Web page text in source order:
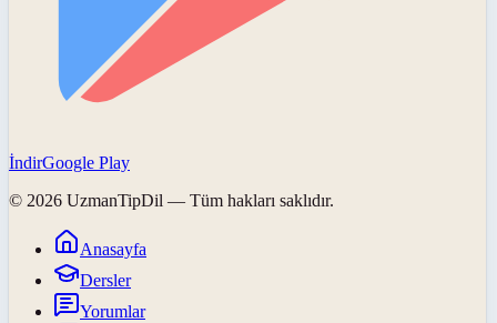
İndirGoogle Play
© 2026 UzmanTipDil — Tüm hakları saklıdır.
Anasayfa
Dersler
Yorumlar